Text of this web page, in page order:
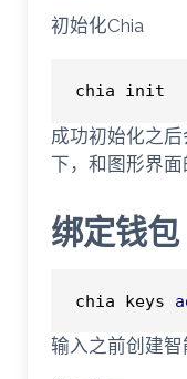
初始化Chia
chia init
成功初始化之
下，和图形界面
绑定钱包
chia keys
输入之前创建